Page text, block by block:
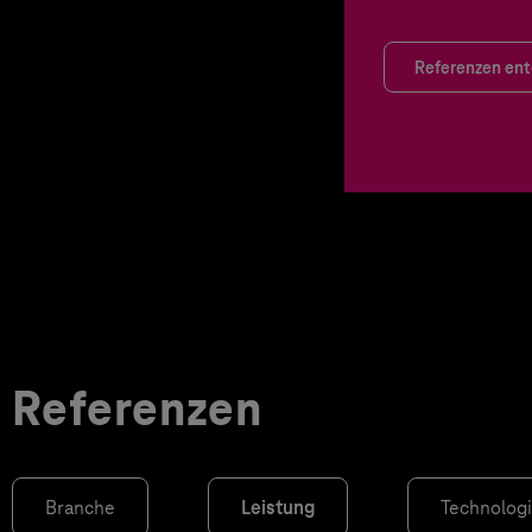
Referenzen
Referenzen
Branche Leistung